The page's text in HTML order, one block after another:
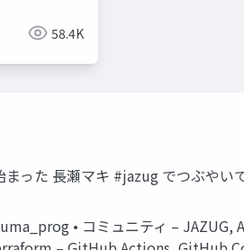
58.4K
った 長瀬マキ #jazug でつぶやい
• コミュニティ –